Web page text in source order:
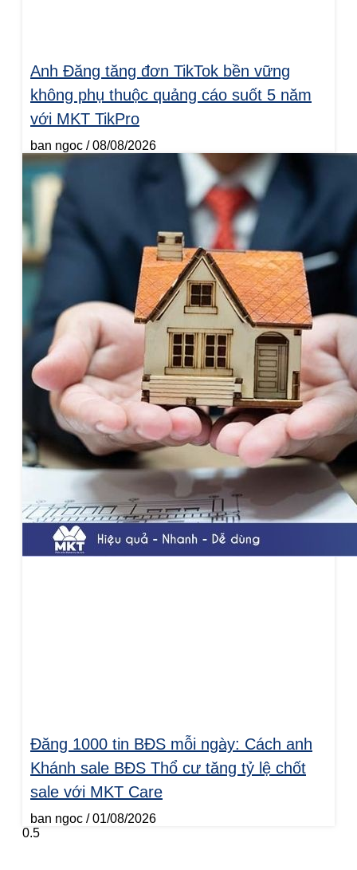
Anh Đăng tăng đơn TikTok bền vững
không phụ thuộc quảng cáo suốt 5 năm
với MKT TikPro
ban ngoc 08/08/2026
Đăng 1000 tin BĐS mỗi ngày: Cách anh
Khánh sale BĐS Thổ cư tăng tỷ lệ chốt
sale với MKT Care
ban ngoc 01/08/2026